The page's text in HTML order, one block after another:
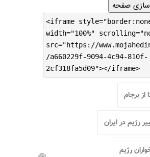
صفحه
<iframe
width="100%"
src="https://
/a660229f-9094-4c94-810f-
2cf318fa5d09"></iframe>
از برجام
رژیم در ایران
رژیم